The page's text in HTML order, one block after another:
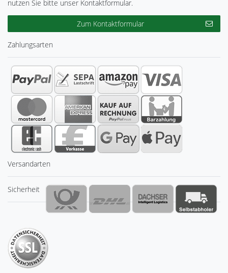
nutzen Sie bitte unser Kontaktformular.
Zum Kontaktformular
Zahlungsarten
Versandarten
Sicherheit